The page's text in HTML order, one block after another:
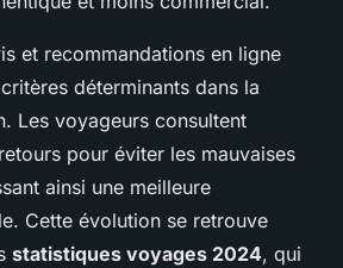
et recommandations en ligne
déterminants dans la
Les voyageurs consultent
pour éviter les mauvaises
ainsi une meilleure
Cette évolution se retrouve
statistiques voyages 2024, qui